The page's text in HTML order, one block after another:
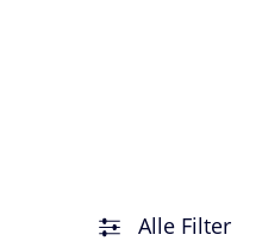
Alle Filter